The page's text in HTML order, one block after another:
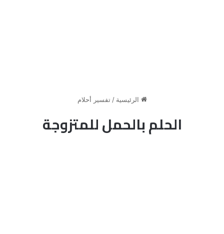
الرئيسية / تفسير أحلام
الحلم بالحمل للمتزوجة